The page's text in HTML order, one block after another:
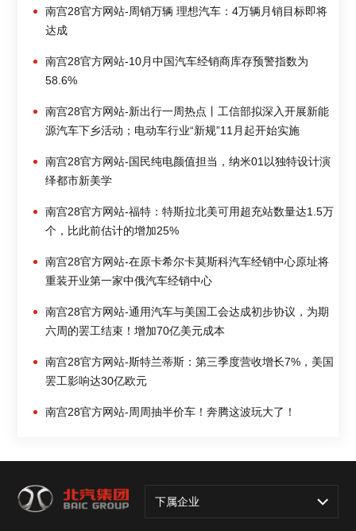
南宫28官方网站-周销万辆 理想汽车：4万辆月销目标即将
达成
南宫28官方网站-10月中国汽车经销商库存预警指数为
58.6%
南宫28官方网站-新出行一周热点丨工信部拟深入开展新能
源汽车下乡活动；电动车行业“新规”11月起开始实施
南宫28官方网站-国民纯电颜值担当，纳米01以独特设计演
绎都市新美学
南宫28官方网站-福特：特斯拉北美可用超充站数量达1.5万
个，比此前估计的增加25%
南宫28官方网站-在原卡希尔卡莫斯科汽车经销中心原址将
重装开业第一家中俄汽车经销中心
南宫28官方网站-通用汽车与美国工会达成初步协议，为期
六周的罢工结束！增加70亿美元成本
南宫28官方网站-斯特兰蒂斯：第三季度营收增长7%，美国
罢工影响达30亿欧元
南宫28官方网站-周周抽半价车！奔腾这波玩大了！
下属企业